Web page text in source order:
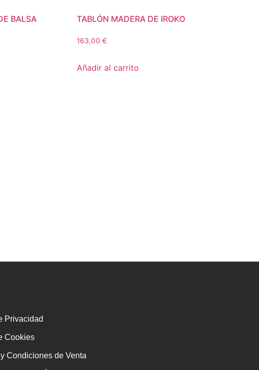
BALSA
TABLÓN MADERA DE IROKO
163,00€
Añadir al carrito
Privacidad
Cookies
Condiciones de Venta